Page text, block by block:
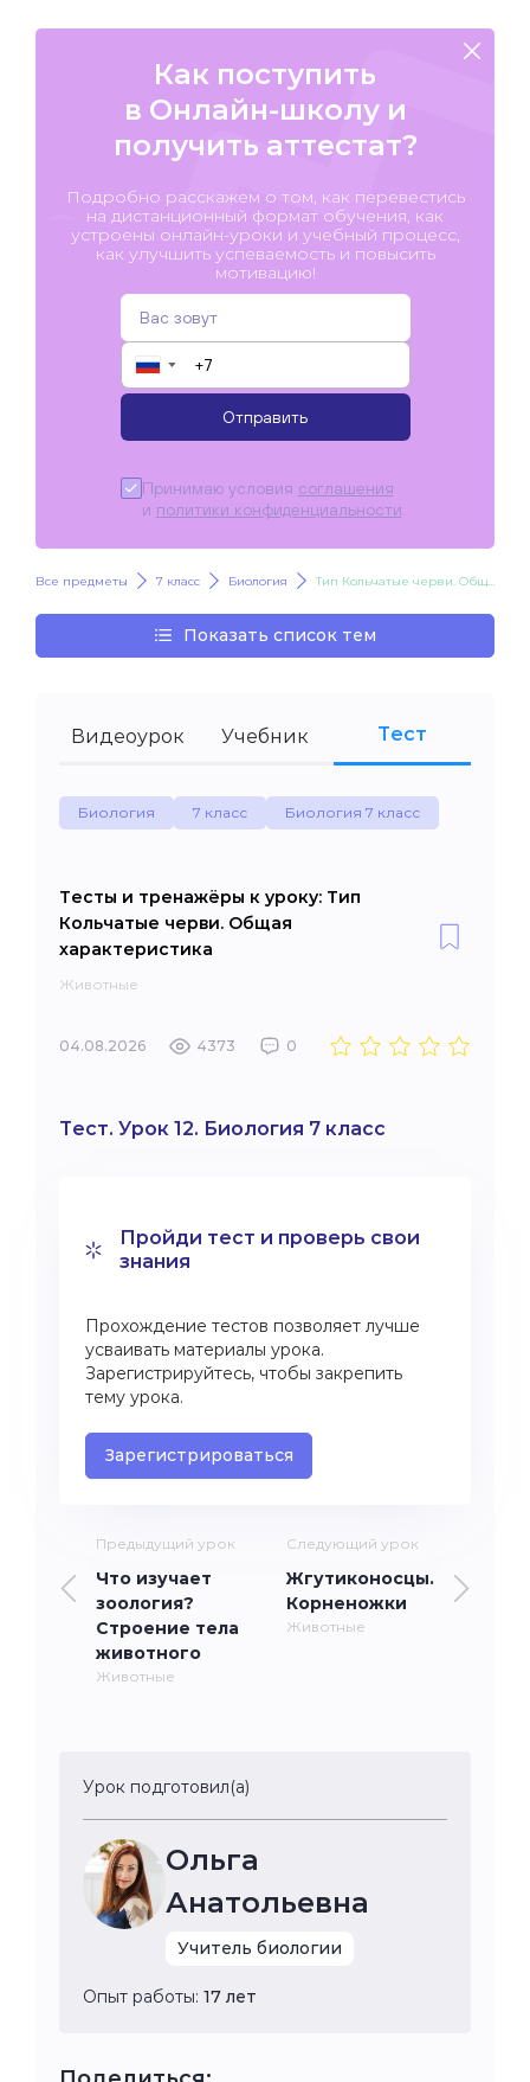
Как поступить
в Онлайн-школу и
получить аттестат?
Подробно расскажем о том, как перевестись
на дистанционный формат обучения, как
устроены онлайн-уроки и учебный процесс,
как улучшить успеваемость и повысить
мотивацию!
▼
Отправить
Принимаю условия соглашения
и политики конфиденциальности
Все предметы 7 класс Биология Тип Кольчатые черви. Общая характеристика
Показать список тем
Видеоурок Учебник Тест
Биология 7 класс Биология 7 класс
Тесты и тренажёры к уроку: Тип
Кольчатые черви. Общая
характеристика
Животные
04.08.2026 4373 0
Тест. Урок 12. Биология 7 класс
Пройди тест и проверь свои
знания
Прохождение тестов позволяет лучше
усваивать материалы урока.
Зарегистрируйтесь, чтобы закрепить
тему урока.
Зарегистрироваться
Предыдущий урок
Что изучает
зоология?
Строение тела
животного
Животные
Следующий урок
Жгутиконосцы.
Корненожки
Животные
Урок подготовил(а)
Ольга
Анатольевна
Учитель биологии
Опыт работы: 17 лет